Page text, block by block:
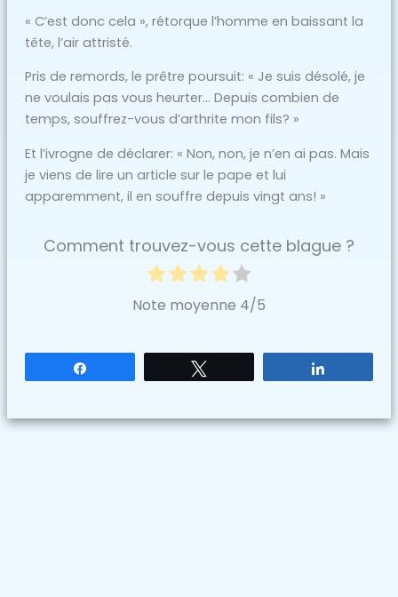
« C’est donc cela », rétorque l’homme en baissant la
tête, l’air attristé.
Pris de remords, le prêtre poursuit: « Je suis désolé, je
ne voulais pas vous heurter… Depuis combien de
temps, souffrez-vous d’arthrite mon fils? »
Et l’ivrogne de déclarer: « Non, non, je n’en ai pas. Mais
je viens de lire un article sur le pape et lui
apparemment, il en souffre depuis vingt ans! »
Comment trouvez-vous cette blague ?
Note moyenne 4/5